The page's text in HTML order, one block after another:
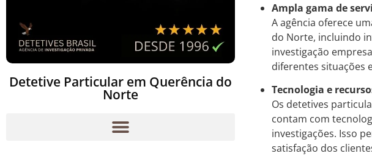
Detetive Particular em Querência do
Norte
Ampla gama de
A agência oferece
do Norte, incluindo
investigação
diferentes situações
Tecnologia e
Os detetives
contam com
investigações. Isso
satisfação dos